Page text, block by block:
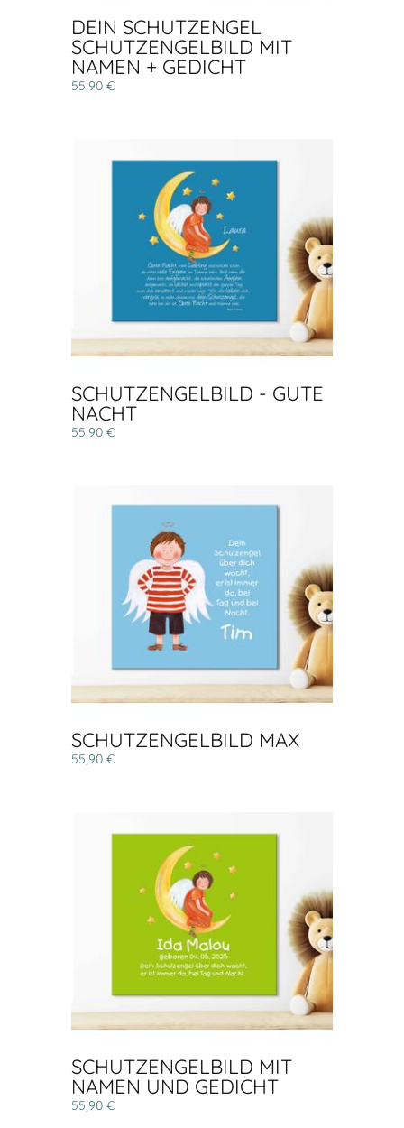
DEIN SCHUTZENGEL
SCHUTZENGELBILD MIT
NAMEN + GEDICHT
55,90 €
SCHUTZENGELBILD - GUTE
NACHT
55,90 €
SCHUTZENGELBILD MAX
55,90 €
SCHUTZENGELBILD MIT
NAMEN UND GEDICHT
55,90 €